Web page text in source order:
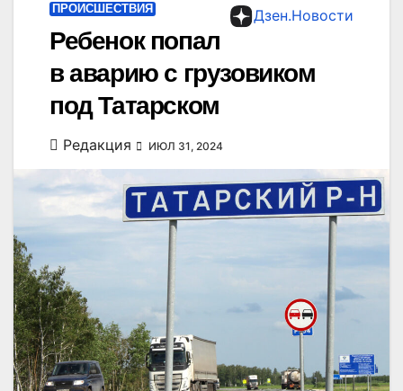
Дзен.Новости
ПРОИСШЕСТВИЯ
Ребенок попал
в аварию с грузовиком
под Татарском
Редакция ИЮЛ 31, 2024